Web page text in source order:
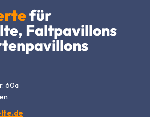
für
Faltpavillons
60a